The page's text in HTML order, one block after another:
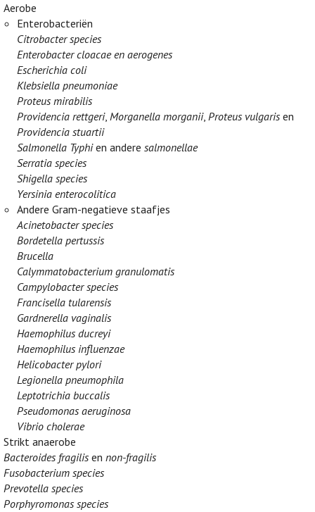
Aerobe
Enterobacteriën
Citrobacter species
Enterobacter cloacae en aerogenes
Escherichia coli
Klebsiella pneumoniae
Proteus mirabilis
Providencia rettgeri,Morganella morganii,Proteus vulgaris en
Providencia stuartii
Salmonella Typhien anderesalmonellae
Serratia species
Shigella species
Yersinia enterocolitica
Andere Gram-negatieve staafjes
Acinetobacter species
Bordetella pertussis
Brucella
Calymmatobacterium granulomatis
Campylobacter species
Francisella tularensis
Gardnerella vaginalis
Haemophilus ducreyi
Haemophilus influenzae
Helicobacter pylori
Legionella pneumophila
Leptotrichia buccalis
Pseudomonas aeruginosa
Vibrio cholerae
Strikt anaerobe
Bacteroides fragilis en non-fragilis
Fusobacterium species
Prevotella species
Porphyromonas species